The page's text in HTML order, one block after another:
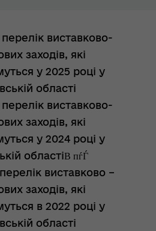
виставково-
заходів, які
у 2025 році у
області
виставково-
заходів, які
у 2024 році у
області
виставково –
заходів, які
в 2022 році у
області